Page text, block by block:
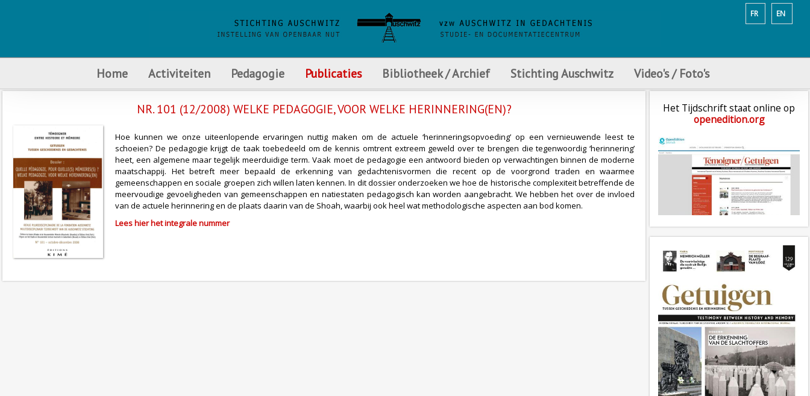
EN
FR
Home Activiteiten Pedagogie Publicaties Bibliotheek / Archief Stichting Auschwitz Video's / Foto's
NR. 101 (12/2008) WELKE PEDAGOGIE, VOOR WELKE HERINNERING(EN)?
Hoe kunnen we onze uiteenlopende ervaringen nuttig maken om de actuele ‘herinneringsopvoeding’ op een vernieuwende leest te
schoeien? De pedagogie krijgt de taak toebedeeld om de kennis omtrent extreem geweld over te brengen die tegenwoordig ‘herinnering’
heet, een algemene maar tegelijk meerduidige term. Vaak moet de pedagogie een antwoord bieden op verwachtingen binnen de moderne
maatschappij. Het betreft meer bepaald de erkenning van gedachtenisvormen die recent op de voorgrond traden en waarmee
gemeenschappen en sociale groepen zich willen laten kennen. In dit dossier onderzoeken we hoe de historische complexiteit betreffende de
meervoudige gevoeligheden van gemeenschappen en natiestaten pedagogisch kan worden aangebracht. We hebben het over de invloed
van de actuele herinnering en de plaats daarin van de Shoah, waarbij ook heel wat methodologische aspecten aan bod komen.
Lees hier het integrale nummer
Het Tijdschrift staat online op
openedition.org